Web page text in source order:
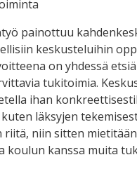
painottuu
keskusteluihin
on yhdessä
tukitoimia.
ihan
läksyjen
riitä, niin sitten
koulun kanssa muita